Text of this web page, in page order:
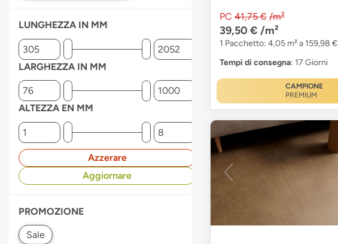
LUNGHEZZA IN MM
LARGHEZZA IN MM
ALTEZZA EN MM
Azzerare
Aggiornare
PROMOZIONE
PC 41,75 € /m²
39,50 € /m²
1 Pacchetto: 4,05 m² a 159,98 €
Tempi di consegna: 17 Giorni
CAMPIONE
PREMIUM